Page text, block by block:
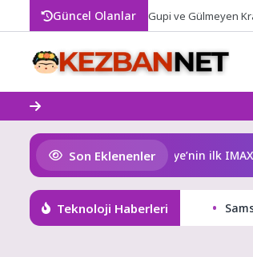
Güncel Olanlar Gupi ve Gülmeyen
Son Eklenenler
ve Gülmeyen Kral Türkiye’nin ilk IMAX®
Teknoloji Haberleri